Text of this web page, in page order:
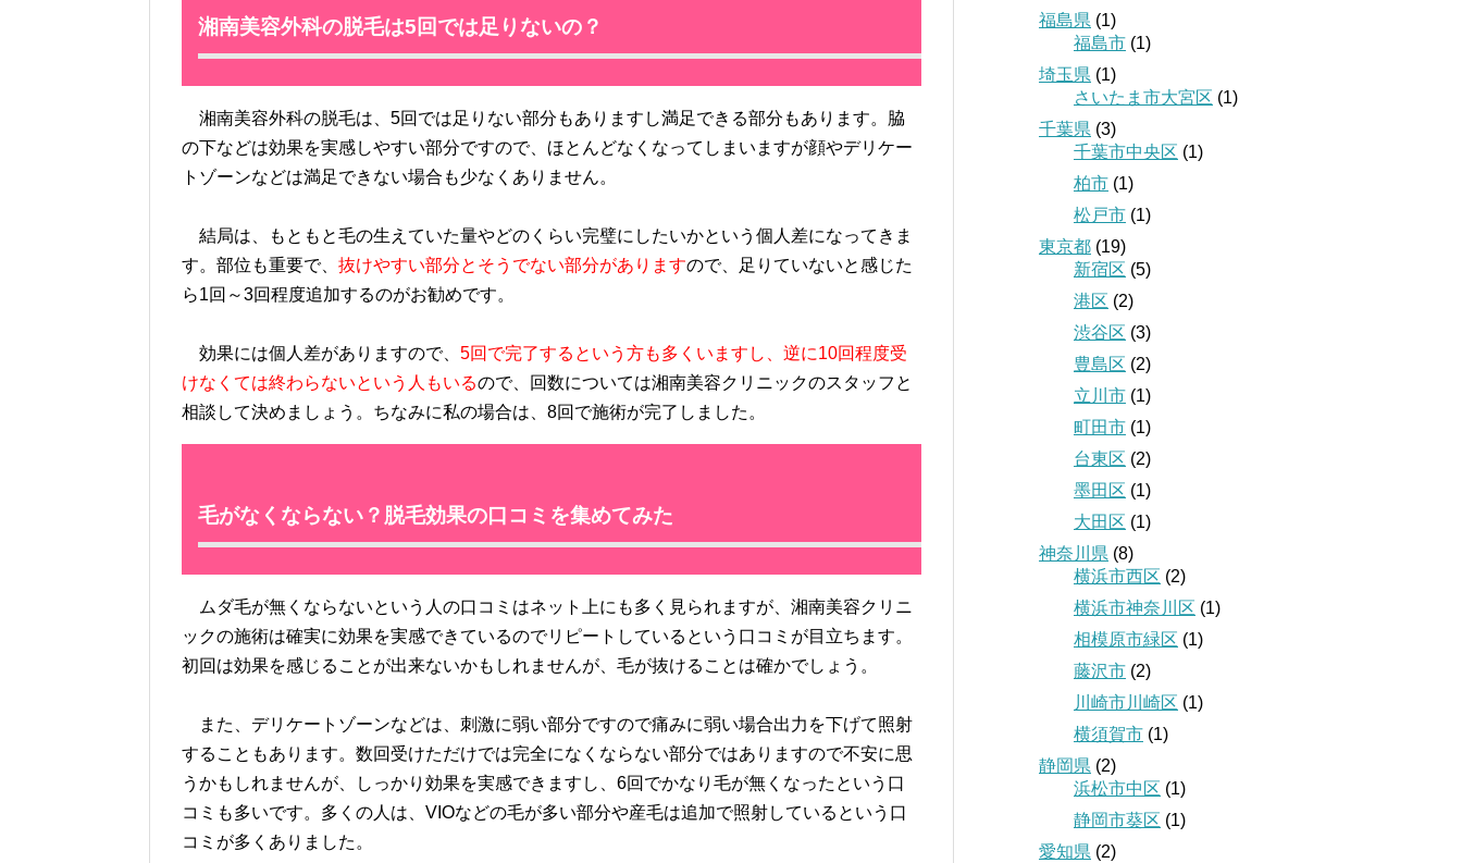
湘南美容外科の脱毛は5回では足りないの？
湘南美容外科の脱毛は、5回では足りない部分もありますし満足できる部分もあります。脇
の下などは効果を実感しやすい部分ですので、ほとんどなくなってしまいますが顔やデリケー
トゾーンなどは満足できない場合も少なくありません。
結局は、もともと毛の生えていた量やどのくらい完璧にしたいかという個人差になってきま
す。部位も重要で、 抜けやすい部分とそうでない部分がありますので、足りていないと感じた
ら1回～3回程度追加するのがお勧めです。
効果には個人差がありますので、 5回で完了するという方も多くいますし、逆に10回程度受
けなくては終わらないという人もいるので、回数については湘南美容クリニックのスタッフと
相談して決めましょう。ちなみに私の場合は、8回で施術が完了しました。
毛がなくならない？脱毛効果の口コミを集めてみた
ムダ毛が無くならないという人の口コミはネット上にも多く見られますが、湘南美容クリニ
ックの施術は確実に効果を実感できているのでリピートしているという口コミが目立ちます。
初回は効果を感じることが出来ないかもしれませんが、毛が抜けることは確かでしょう。
また、デリケートゾーンなどは、刺激に弱い部分ですので痛みに弱い場合出力を下げて照射
することもあります。数回受けただけでは完全になくならない部分ではありますので不安に思
うかもしれませんが、しっかり効果を実感できますし、6回でかなり毛が無くなったという口
コミも多いです。多くの人は、VIOなどの毛が多い部分や産毛は追加で照射しているという口
コミが多くありました。
福島県 (1)
福島市 (1)
埼玉県 (1)
さいたま市大宮区 (1)
千葉県 (3)
千葉市中央区 (1)
柏市 (1)
松戸市 (1)
東京都 (19)
新宿区 (5)
港区 (2)
渋谷区 (3)
豊島区 (2)
立川市 (1)
町田市 (1)
台東区 (2)
墨田区 (1)
大田区 (1)
神奈川県 (8)
横浜市西区 (2)
横浜市神奈川区 (1)
相模原市緑区 (1)
藤沢市 (2)
川崎市川崎区 (1)
横須賀市 (1)
静岡県 (2)
浜松市中区 (1)
静岡市葵区 (1)
愛知県 (2)